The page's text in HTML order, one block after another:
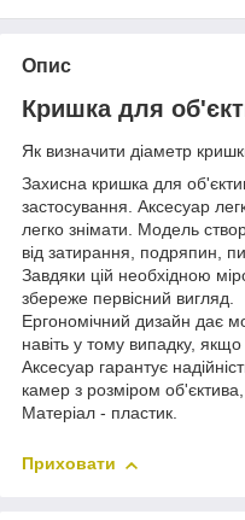
Опис
Кришка для
Як визначити діаметр
Захисна кришка для
застосування. Аксесуар
легко знімати. Модель
від затирання, подряпин,
Завдяки цій необхідною
збереже первісний вигляд.
Ергономічний дизайн дає
навіть у тому випадку,
Аксесуар гарантує
камер з розміром
Матеріал - пластик.
Приховати